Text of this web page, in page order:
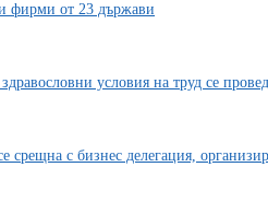
фирми от 23 държави
условия на труд се
срещна с бизнес дeлeгaция,